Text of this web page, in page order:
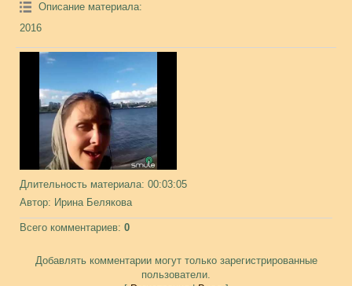
Описание материала:
2016
Длительность материала: 00:03:05
Автор: Ирина Белякова
Всего комментариев: 0
Добавлять комментарии могут только зарегистрированные
пользователи.